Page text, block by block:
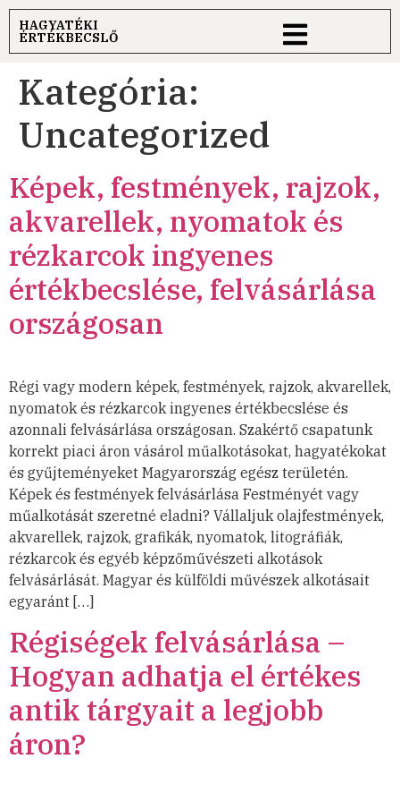
HAGYATÉKI
ÉRTÉKBECSLŐ
Kategória:
Uncategorized
Képek, festmények, rajzok,
akvarellek, nyomatok és
rézkarcok ingyenes
értékbecslése, felvásárlása
országosan
Régi vagy modern képek, festmények, rajzok, akvarellek,
nyomatok és rézkarcok ingyenes értékbecslése és
azonnali felvásárlása országosan. Szakértő csapatunk
korrekt piaci áron vásárol műalkotásokat, hagyatékokat
és gyűjteményeket Magyarország egész területén.
Képek és festmények felvásárlása Festményét vagy
műalkotását szeretné eladni? Vállaljuk olajfestmények,
akvarellek, rajzok, grafikák, nyomatok, litográfiák,
rézkarcok és egyéb képzőművészeti alkotások
felvásárlását. Magyar és külföldi művészek alkotásait
egyaránt […]
Régiségek felvásárlása –
Hogyan adhatja el értékes
antik tárgyait a legjobb
áron?